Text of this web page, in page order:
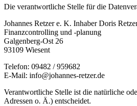
Die verantwortliche Stelle für die
Johannes Retzer e. K. Inhaber Doris
Finanzcontrolling und -planung
Galgenberg-Ost 26
93109 Wiesent
Telefon: 09482 / 959682
E-Mail: info@johannes-retzer.de
Verantwortliche Stelle ist die natürliche
Adressen o. Ä.) entscheidet.